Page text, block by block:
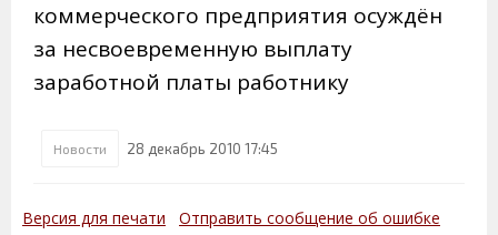
коммерческого предприятия осуждён
за несвоевременную выплату
заработной платы работнику
Новости 28 декабрь 2010 17:45
Версия для печати Отправить сообщение об ошибке